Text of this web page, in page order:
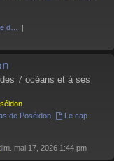
d…
7 océans et à ses
de Poséidon,
Le cap
dim. mai 17, 2026 1:44 pm